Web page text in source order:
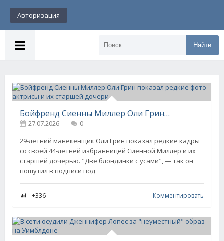
Авторизация
Найти
Бойфренд Сиенны Миллер Оли Грин показал редкие фото актрисы и их старшей дочери
27.07.2026
0
29-летний манекенщик Оли Грин показал редкие кадры
со своей 44-летней избранницей Сиенной Миллер и их
старшей дочерью. "Две блондинки с усами", — так он
пошутил в подписи под
+336 Комментировать